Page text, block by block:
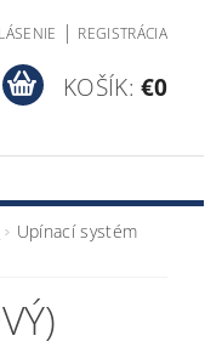
| REGISTRÁCIA
KOŠÍK: €0
Upínací systém